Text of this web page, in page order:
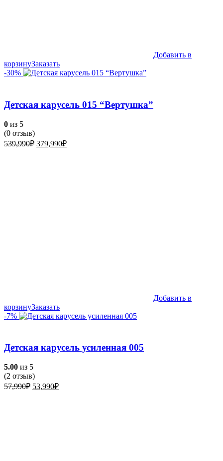
Добавить в
корзинуЗаказать
-30%
Детская карусель 015 “Вертушка”
0 из 5
(0 отзыв)
539,990₽ Первоначальная
379,990₽Текущая
Добавить в
корзинуЗаказать
-7%
Детская карусель усиленная 005
5.00 из 5
(2 отзыв)
57,990₽ Первоначальная
53,990₽Текущая